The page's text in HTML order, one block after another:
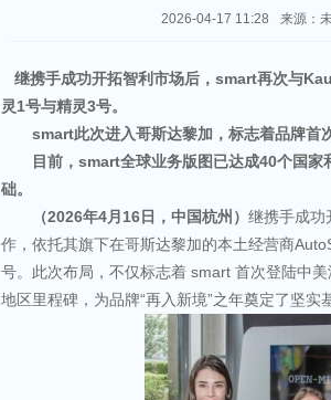
2026-04-17 11:28 来源：
继携手成功开拓智利市场后， smart再次与
灵1号与精灵3号。
smart此次进入哥斯达黎加，标志着品牌首
目前， smart全球业务版图已达成40个国家
础。
（2026年4月 16日，中国杭州） 继携手成功
作，依托其旗下在哥斯达黎加的本土经营商
号。此次布局，不仅标志着 smart 首次登陆中
地区里程碑，为品牌“再入新境”之年奠定了坚实